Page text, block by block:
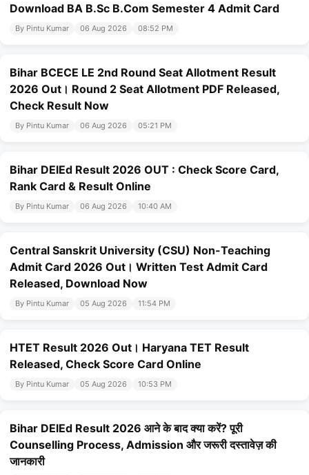
Download BA B.Sc B.Com Semester 4 Admit Card
By Pintu Kumar 06 Aug 2026 08:52 PM
Bihar BCECE LE 2nd Round Seat Allotment Result
2026 Out। Round 2 Seat Allotment PDF Released,
Check Result Now
By Pintu Kumar 06 Aug 2026 05:21 PM
Bihar DElEd Result 2026 OUT : Check Score Card,
Rank Card & Result Online
By Pintu Kumar 06 Aug 2026 10:40 AM
Central Sanskrit University (CSU) Non-Teaching
Admit Card 2026 Out। Written Test Admit Card
Released, Download Now
By Pintu Kumar 05 Aug 2026 11:54 PM
HTET Result 2026 Out। Haryana TET Result
Released, Check Score Card Online
By Pintu Kumar 05 Aug 2026 10:53 PM
Bihar DElEd Result 2026 आने के बाद क्या करें? पूरी
Counselling Process, Admission और जरूरी दस्तावेज़ की
जानकारी